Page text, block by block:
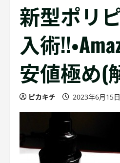
新型ポリ
入術!!・
安値極め(
ピカキチ 2023年6月15日